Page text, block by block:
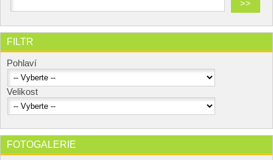
FILTR
Pohlaví
Velikost
FOTOGALERIE